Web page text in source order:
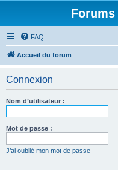
Forums
FAQ
Accueil du forum
Connexion
Nom d’utilisateur :
Mot de passe :
J’ai oublié mon mot de passe